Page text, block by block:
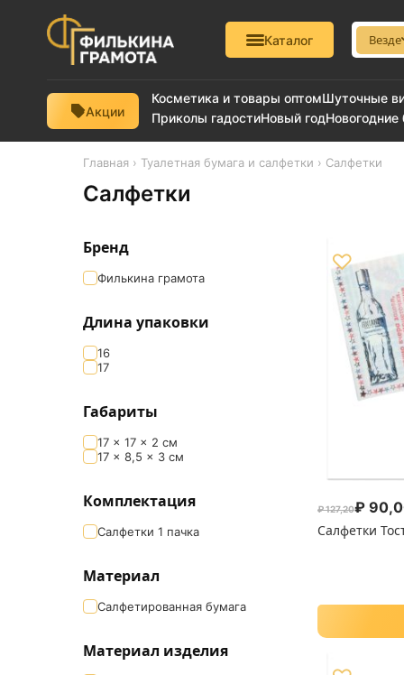
Каталог Везде
Акции
Косметика и товары оптомШуточные
Приколы гадостиНовый годНовогодние
Главная › Туалетная бумага и салфетки › Салфетки
Салфетки
Бренд
Филькина грамота
Длина упаковки
16
17
Габариты
17 × 17 × 2 см
17 × 8,5 × 3 см
Комплектация
Салфетки 1 пачка
Материал
Салфетированная бумага
Материал изделия
₽127,20₽
Текущая
Салфетки
♡